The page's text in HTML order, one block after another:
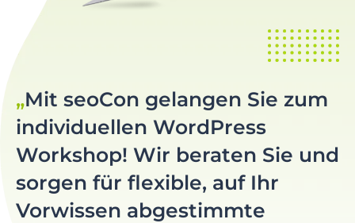
Mit seoCon gelangen Sie zum
individuellen WordPress
Workshop! Wir beraten Sie und
sorgen für flexible, auf Ihr
Vorwissen abgestimmte